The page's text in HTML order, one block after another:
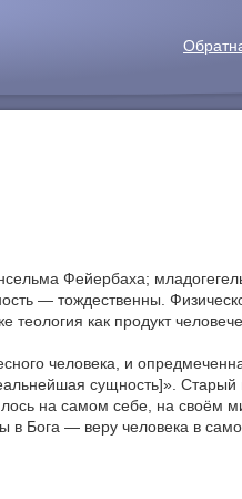
Фейербаха;
— тождественны.
как продукт
человека, и
сущность]».
на самом себе, на своём
в Бога — веру человека в